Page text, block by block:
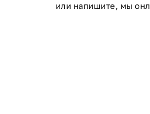
или напишите, мы